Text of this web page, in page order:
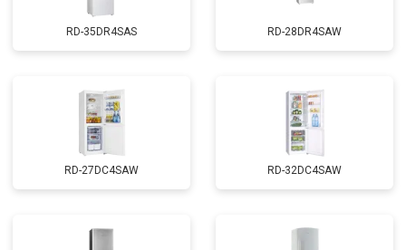
RD-35DR4SAS RD-28DR4SAW
RD-27DC4SAW RD-32DC4SAW